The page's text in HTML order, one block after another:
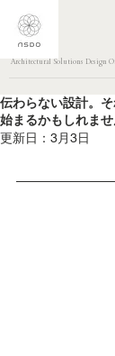
Architectural Solutions Design
伝わらない設計。
始まるかもしれませ
更新日： 3月3日